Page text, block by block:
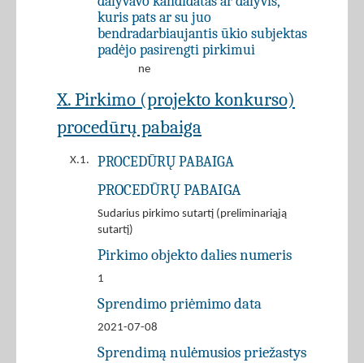
kuris pats ar su juo
bendradarbiaujantis ūkio subjektas
padėjo pasirengti pirkimui
ne
X. Pirkimo (projekto konkurso)
procedūrų pabaiga
X.1. PROCEDŪRŲ PABAIGA
PROCEDŪRŲ PABAIGA
Sudarius pirkimo sutartį (preliminariąją
sutartį)
Pirkimo objekto dalies numeris
1
Sprendimo priėmimo data
2021-07-08
Sprendimą nulėmusios priežastys